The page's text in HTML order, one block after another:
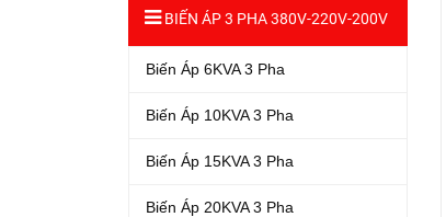
BIẾN ÁP 3 PHA 380V-220V-200V
Biến Áp 6KVA 3 Pha
Biến Áp 10KVA 3 Pha
Biến Áp 15KVA 3 Pha
Biến Áp 20KVA 3 Pha